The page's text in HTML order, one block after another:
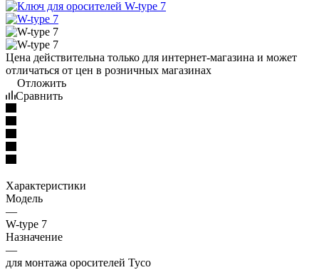
Цена действительна только для интернет-магазина и может
отличаться от цен в розничных магазинах
Отложить
Сравнить
Характеристики
Модель
—
W-type 7
Назначение
—
для монтажа оросителей Tyco